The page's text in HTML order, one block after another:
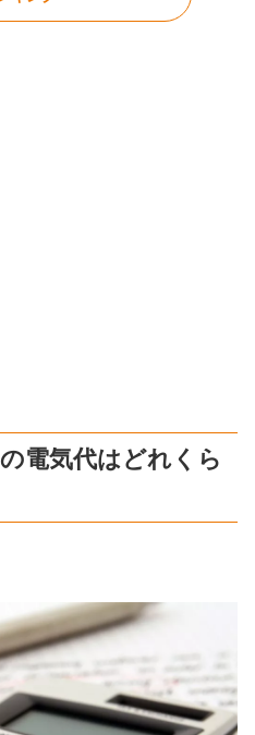
電気代はどれくら